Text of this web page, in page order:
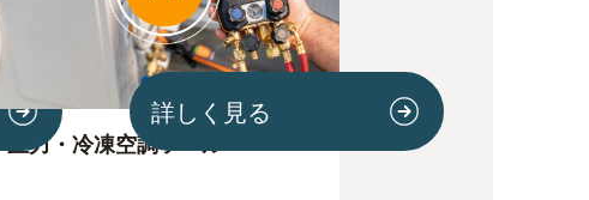
詳しく見る
圧力・冷凍空調ツール